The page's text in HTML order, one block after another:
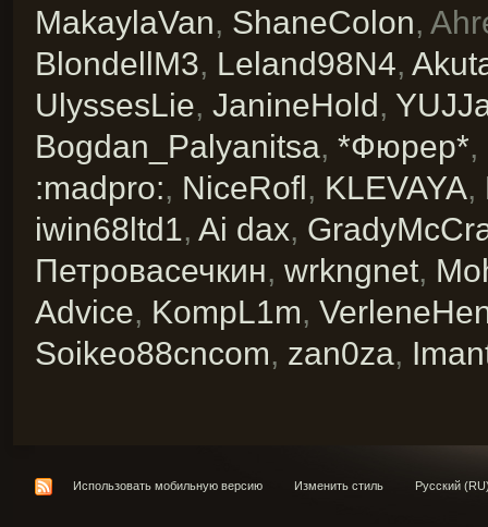
MakaylaVan, ShaneColon,
BlondellM3, Leland98N4,
UlyssesLie, JanineHold,
Bogdan_Palyanitsa, *Фюрер*,
:madpro:, NiceRofl, KLEVAYA,
iwin68ltd1, Ai dax,
Петровасечкин, wrkngnet,
Advice, KompL1m,
Soikeo88cncom, zan0za,
Использовать мобильную версию Изменить стиль Русский